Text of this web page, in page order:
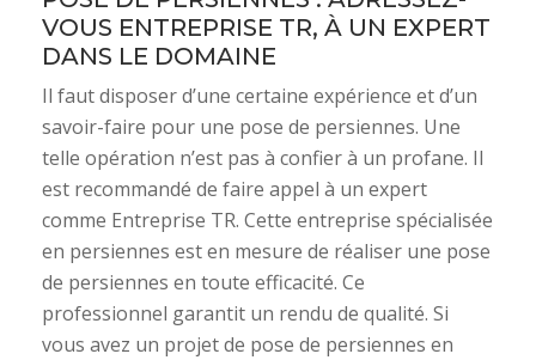
VOUS ENTREPRISE TR, À UN EXPERT
DANS LE DOMAINE
Il faut disposer d’une certaine expérience et d’un
savoir-faire pour une pose de persiennes. Une
telle opération n’est pas à confier à un profane. Il
est recommandé de faire appel à un expert
comme Entreprise TR. Cette entreprise spécialisée
en persiennes est en mesure de réaliser une pose
de persiennes en toute efficacité. Ce
professionnel garantit un rendu de qualité. Si
vous avez un projet de pose de persiennes en